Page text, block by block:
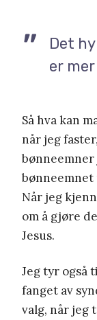
Det
er
Så hva kan
når jeg
bønneemner
Når jeg
om å gjøre
Jesus.
Jeg tyr også
fanget av
valg, når jeg